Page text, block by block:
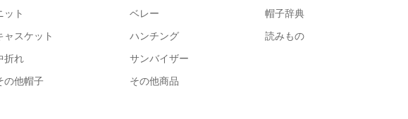
ット
ベレー
ャスケット
ハンチング
折れ
サンバイザー
の他帽子
その他商品
帽子辞典
読みもの